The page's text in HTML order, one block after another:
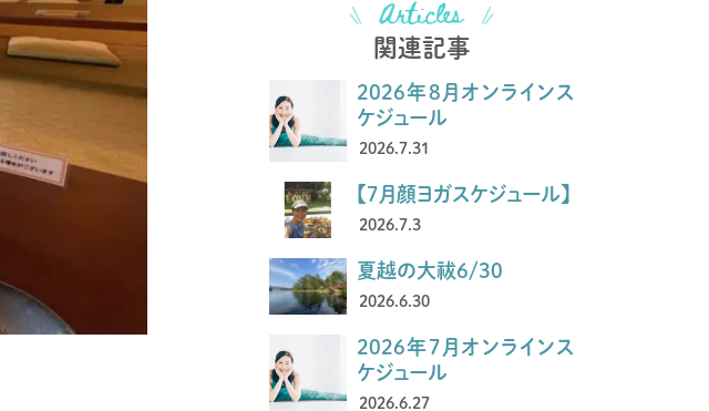
関連記事
2026年8月オンラインス
ケジュール
2026.7.31
【7月顔ヨガスケジュール】
2026.7.3
夏越の大祓6/30
2026.6.30
2026年7月オンラインス
ケジュール
2026.6.27